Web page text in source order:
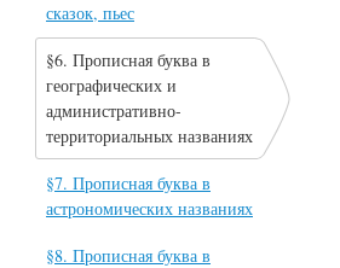
сказок, пьес
§6. Прописная буква в
географических и
административно-
территориальных названиях
§7. Прописная буква в
астрономических названиях
§8. Прописная буква в